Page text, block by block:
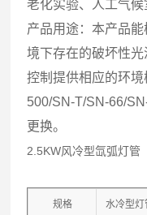
老化实验、人工气候
产品用途：本产品
境下存在的破坏性
控制提供相应的环
500/SN-T/SN-66/
更换。
2.5KW风冷型氙弧灯管
规格 水冷型灯